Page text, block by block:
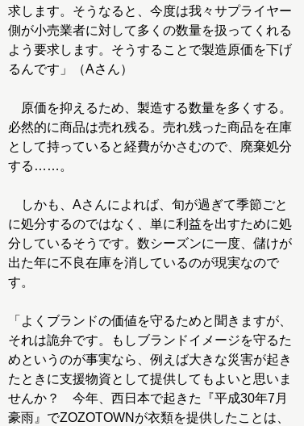
求します。そうなると、今度は我々サプライヤー
側が小売業者に対して多くの数量を扱ってくれる
よう要求します。そうすることで製造原価を下げ
るんです」（Aさん）
原価を抑えるため、製造する数量を多くする。
必然的に商品は売れ残る。売れ残った商品を在庫
として持っていると経費がかさむので、廃棄処分
する……。
しかも、Aさんによれば、旬が過ぎて季節ごと
に処分するのではなく、単に利益を出すために処
分しているそうです。数シーズンに一度、儲けが
出た年に不良在庫を消しているのが現実なので
す。
「よくブランドの価値を守るためと聞きますが、
それは詭弁です。もしブランドイメージを守るた
めというのが事実なら、例えば大きな災害が起き
たときに支援物資として提供してもよいと思いま
せんか？ 今年、西日本で起きた『平成30年7月
豪雨』でZOZOTOWNが衣類を提供したことは、